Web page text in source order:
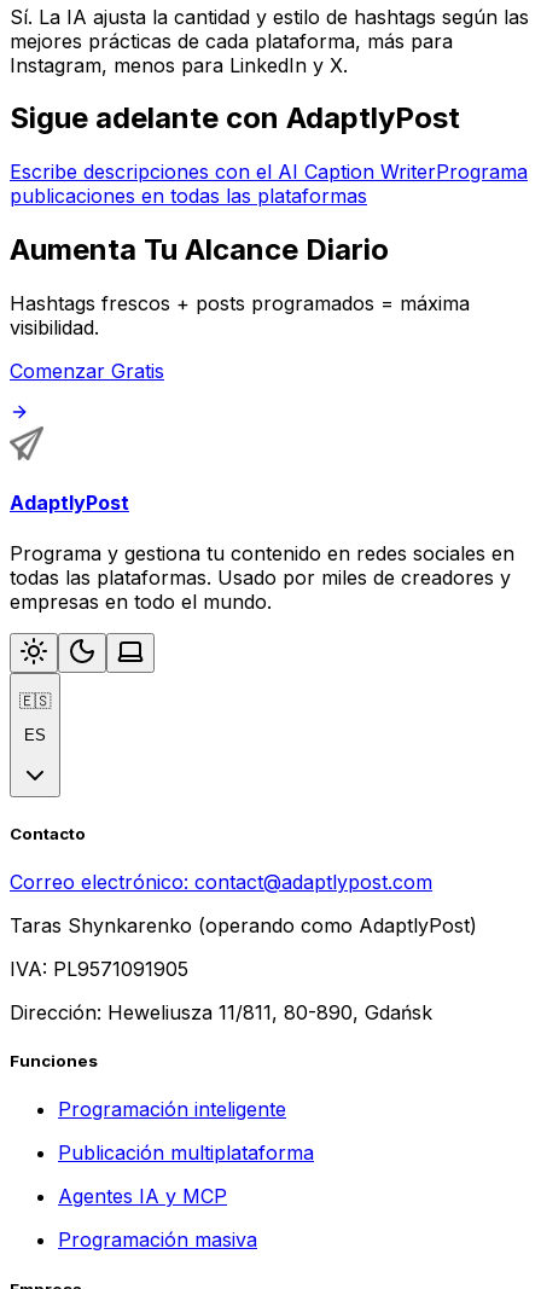
Sí. La IA ajusta la cantidad y estilo de hashtags según las
mejores prácticas de cada plataforma, más para
Instagram, menos para LinkedIn y X.
Sigue adelante con AdaptlyPost
Escribe descripciones con el AI Caption WriterPrograma
publicaciones en todas las plataformas
Aumenta Tu Alcance Diario
Hashtags frescos + posts programados = máxima
visibilidad.
Comenzar Gratis
AdaptlyPost
Programa y gestiona tu contenido en redes sociales en
todas las plataformas. Usado por miles de creadores y
empresas en todo el mundo.
🇪🇸
ES
Contacto
Correo electrónico: contact@adaptlypost.com
Taras Shynkarenko (operando como AdaptlyPost)
IVA: PL9571091905
Dirección: Heweliusza 11/811, 80-890, Gdańsk
Funciones
Programación inteligente
Publicación multiplataforma
Agentes IA y MCP
Programación masiva